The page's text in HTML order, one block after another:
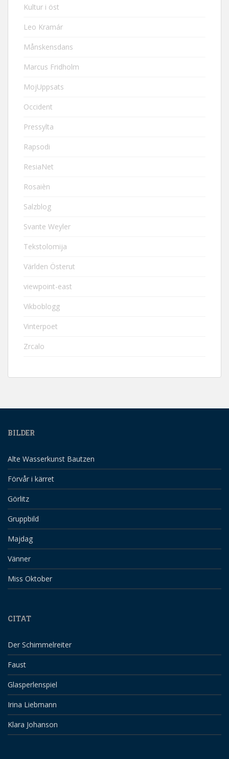
Kultur i öst
Leo Kramár
Månskensdans
Marcus Fridholm
MojUppsats
Occident
Pressylta
Rapsodi
ResiaNet
Rosaièn
Salzblog
Svante Weyler
Tekstolomija
Världen Österut
viewpoint-east
Vikboblogg
Vinterpoet
Zrcalo
BILDER
Alte Wasserkunst Bautzen
Förvår i kärret
Görlitz
Gruppbild
Majdag
Vänner
Miss Oktober
CITAT
Der Schimmelreiter
Faust
Glasperlenspiel
Irina Liebmann
Klara Johanson